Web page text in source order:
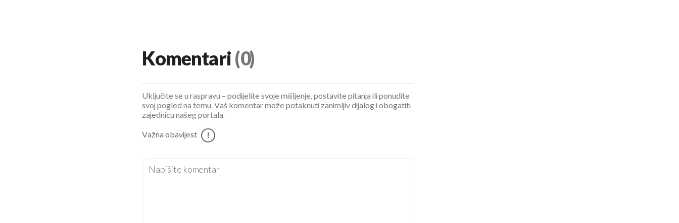
Komentari (0)
Uključite se u raspravu – podijelite svoje mišljenje, postavite pitanja ili ponudite
svoj pogled na temu. Vaš komentar može potaknuti zanimljiv dijalog i obogatiti
zajednicu našeg portala.
Važna obavijest !